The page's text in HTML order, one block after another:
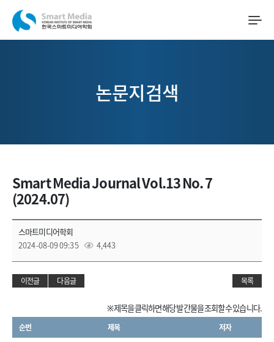
논문지검색
Smart Media Journal Vol.13 No. 7
(2024.07)
스마트미디어학회
2024-08-09 09:35
4,443
이전글 다음글 목록
※ 제목을 클릭하면 해당 발간물을 조회할 수 있습니다.
순번 제목 저자